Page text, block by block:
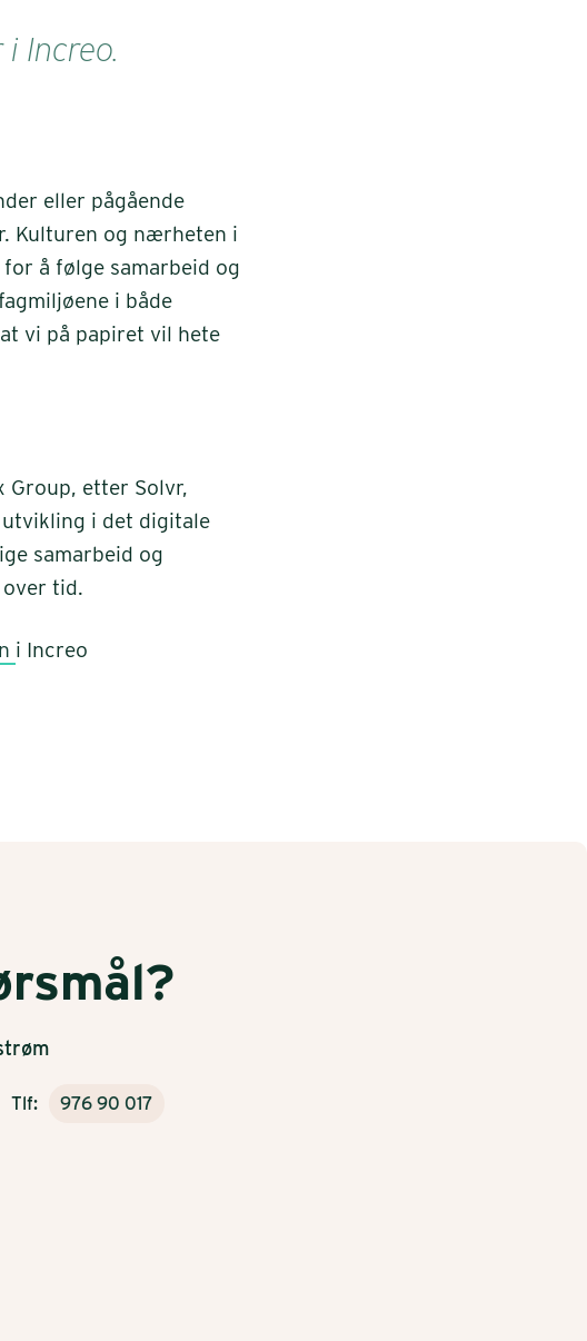
Increo.
eller pågående
Kulturen og nærheten i
å følge samarbeid og
i både
vi på papiret vil hete
etter Solvr,
i det digitale
samarbeid og
tid.
i Increo
Tlf: 976 90 017